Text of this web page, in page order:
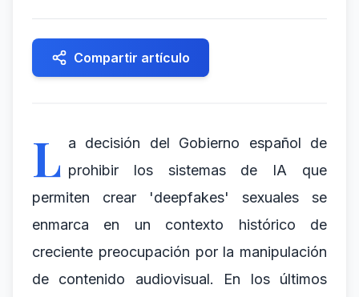
Compartir artículo
L a decisión del Gobierno español de
prohibir los sistemas de IA que
permiten crear 'deepfakes' sexuales se
enmarca en un contexto histórico de
creciente preocupación por la manipulación
de contenido audiovisual. En los últimos